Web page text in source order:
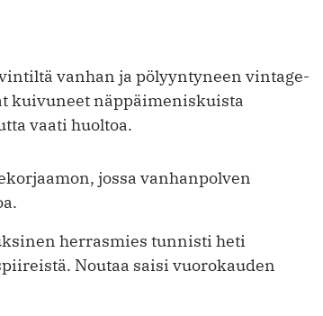
vanhan ja pölyyntyneen vintage-
kuivuneet näppäimeniskuista
vaati huoltoa.
jossa vanhanpolven
herrasmies tunnisti heti
Noutaa saisi vuorokauden